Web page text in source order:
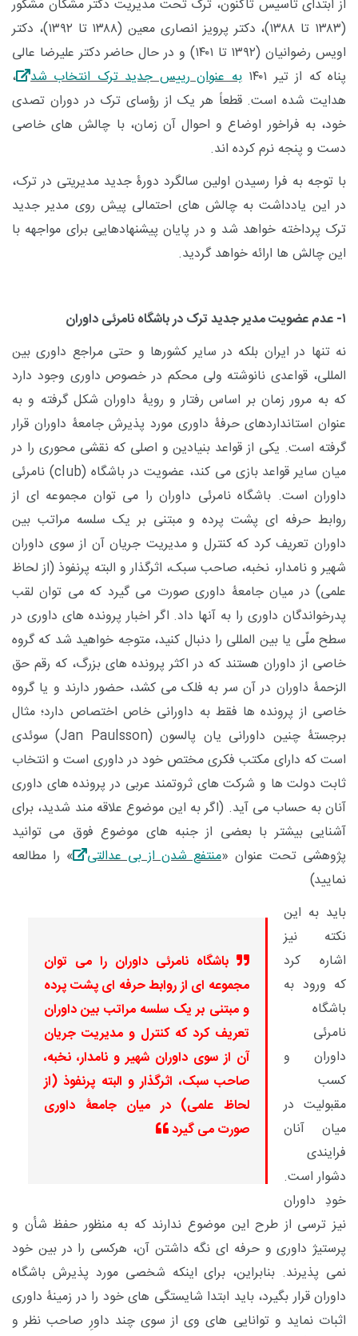
از ابتدای تأسیس تاکنون، ترک تحت مدیریت دکتر مشکان مشکور
(۱۳۸۳ تا ۱۳۸۸)، دکتر پرویز انصاری معین (۱۳۸۸ تا ۱۳۹۲)، دکتر
اویس رضوانیان (۱۳۹۲ تا ۱۴۰۱) و در حال حاضر دکتر علیرضا عالی
پناه که از تیر ۱۴۰۱
به عنوان رییس جدید ترک انتخاب شد
،
هدایت شده است. قطعاً هر یک از رؤسای ترک در دوران تصدی
خود، به فراخور اوضاع و احوال آن زمان، با چالش های خاصی
دست و پنجه نرم کرده اند.
با توجه به فرا رسیدن اولین سالگرد دورۀ جدید مدیریتی در ترک،
در این یادداشت به چالش های احتمالی پیش روی مدیر جدید
ترک پرداخته خواهد شد و در پایان پیشنهادهایی برای مواجهه با
این چالش ها ارائه خواهد گردید.
۱- عدم عضویت مدیر جدید ترک در باشگاه نامرئی داوران
نه تنها در ایران بلکه در سایر کشورها و حتی مراجع داوری بین
المللی، قواعدی نانوشته ولی محکم در خصوص داوری وجود دارد
که به مرور زمان بر اساس رفتار و رویۀ داوران شکل گرفته و به
عنوان استانداردهای حرفۀ داوری مورد پذیرش جامعۀ داوران قرار
گرفته است. یکی از قواعد بنیادین و اصلی که نقشی محوری را در
میان سایر قواعد بازی می کند، عضویت در باشگاه (club) نامرئی
داوران است. باشگاه نامرئی داوران را می توان مجموعه ای از
روابط حرفه ای پشت پرده و مبتنی بر یک سلسه مراتب بین
داوران تعریف کرد که کنترل و مدیریت جریان آن از سوی داوران
شهیر و نامدار، نخبه، صاحب سبک، اثرگذار و البته پرنفوذ (از لحاظ
علمی) در میان جامعۀ داوری صورت می گیرد که می توان لقب
پدرخواندگان داوری را به آنها داد. اگر اخبار پرونده های داوری در
سطح ملّی یا بین المللی را دنبال کنید، متوجه خواهید شد که گروه
خاصی از داوران هستند که در اکثر پرونده های بزرگ، که رقم حق
الزحمۀ داوران در آن سر به فلک می کشد، حضور دارند و یا گروه
خاصی از پرونده ها فقط به داورانی خاص اختصاص دارد؛ مثال
برجستۀ چنین داورانی یان پالسون (Jan Paulsson) سوئدی
است که دارای مکتب فکری مختص خود در داوری است و انتخاب
ثابت دولت ها و شرکت های ثروتمند عربی در پرونده های داوری
آنان به حساب می آید. (اگر به این موضوع علاقه مند شدید، برای
آشنایی بیشتر با بعضی از جنبه های موضوع فوق می توانید
پژوهشی تحت عنوان «منتفع شدن از بی عدالتی
» را مطالعه
نمایید)
باشگاه نامرئی داوران را می توان
مجموعه ای از روابط حرفه ای پشت پرده
و مبتنی بر یک سلسه مراتب بین داوران
تعریف کرد که کنترل و مدیریت جریان
آن از سوی داوران شهیر و نامدار، نخبه،
صاحب سبک، اثرگذار و البته پرنفوذ (از
لحاظ علمی) در میان جامعۀ داوری
صورت می گیرد
باید به این
نکته نیز
اشاره کرد
که ورود به
باشگاه
نامرئی
داوران و
کسب
مقبولیت در
میان آنان
فرایندی
دشوار است.
خودِ داوران
نیز ترسی از طرح این موضوع ندارند که به منظور حفظ شأن و
پرستیژ داوری و حرفه ای نگه داشتن آن، هرکسی را در بین خود
نمی پذیرند. بنابراین، برای اینکه شخصی مورد پذیرش باشگاه
داوران قرار بگیرد، باید ابتدا شایستگی های خود را در زمینۀ داوری
اثبات نماید و توانایی های وی از سوی چند داورِ صاحب نظر و